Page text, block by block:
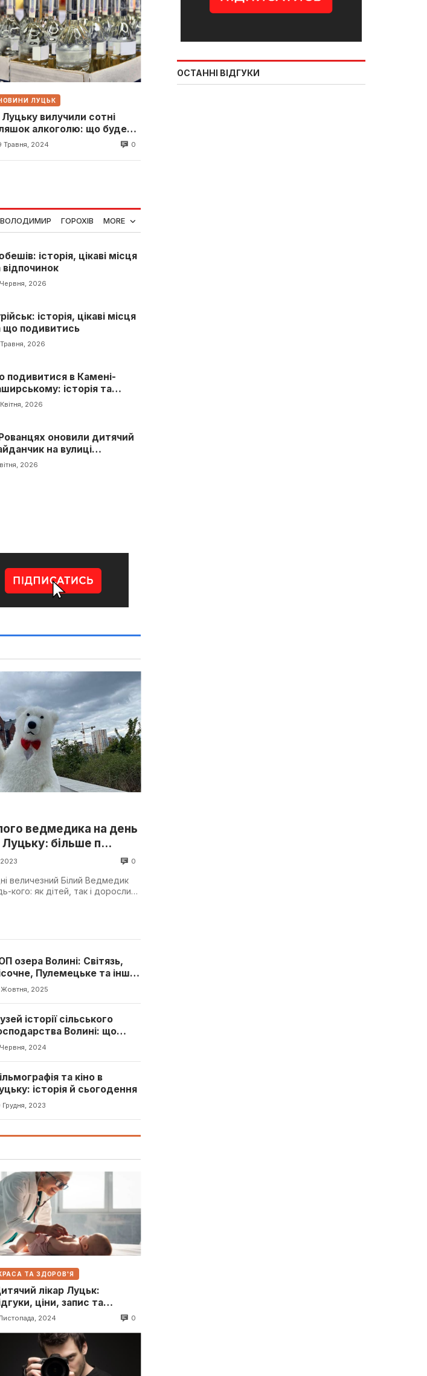
ЛУЦЬК
вилучили сотні
алкоголю: що буде
Травня, 2024 0
ВОЛОДИМИР ГОРОХІВ MORE
історія, цікаві місця
відпочинок
2026
історія, цікаві місця
що подивитись
2026
подивитися в Камені-
історія та
локації
2026
оновили дитячий
на вулиці
2026
ведмедика на день
більше п...
2023 0
величезний Білий Ведмедик
кого: як дітей, так і дорослих.
озера Волині: Світязь,
Пулемецьке та інші
краю
Жовтня, 2025
історії сільського
Волині: що
Червня, 2024
та кіно в
історія й сьогодення
Грудня, 2023
ТА ЗДОРОВ'Я
лікар Луцьк:
ціни, запис та
2024 0
ОСТАННІ ВІДГУКИ